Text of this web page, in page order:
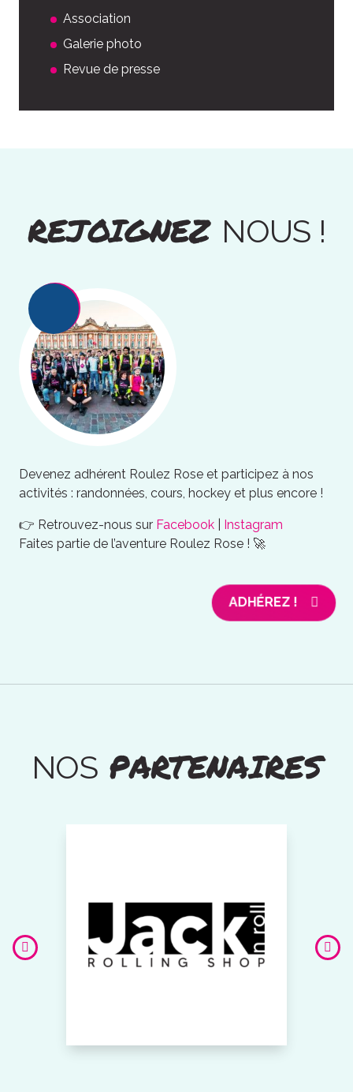
Association
Galerie photo
Revue de presse
REJOIGNEZ NOUS !
Devenez adhérent Roulez Rose et participez à nos
activités : randonnées, cours, hockey et plus encore !
👉 Retrouvez-nous sur Facebook
Instagram
Faites partie de l’aventure Roulez Rose ! 🚀
ADHÉREZ !
NOSPARTENAIRES